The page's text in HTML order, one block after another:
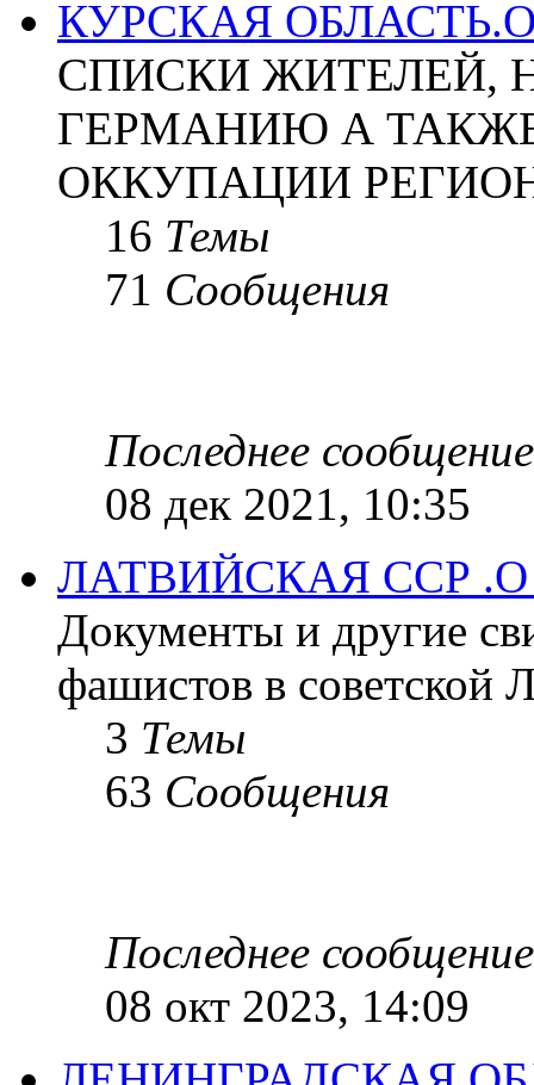
КУРСКАЯ
СПИСКИ ЖИТЕЛЕЙ,
ГЕРМАНИЮ А
ОККУПАЦИИ
16 Темы
71 Сообщения
Последнее сообщение
08 дек 2021, 10:35
ЛАТВИЙСКАЯ ССР
Документы и другие
фашистов в советской
3 Темы
63 Сообщения
Последнее сообщение
08 окт 2023, 14:09